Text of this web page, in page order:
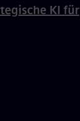
KI für